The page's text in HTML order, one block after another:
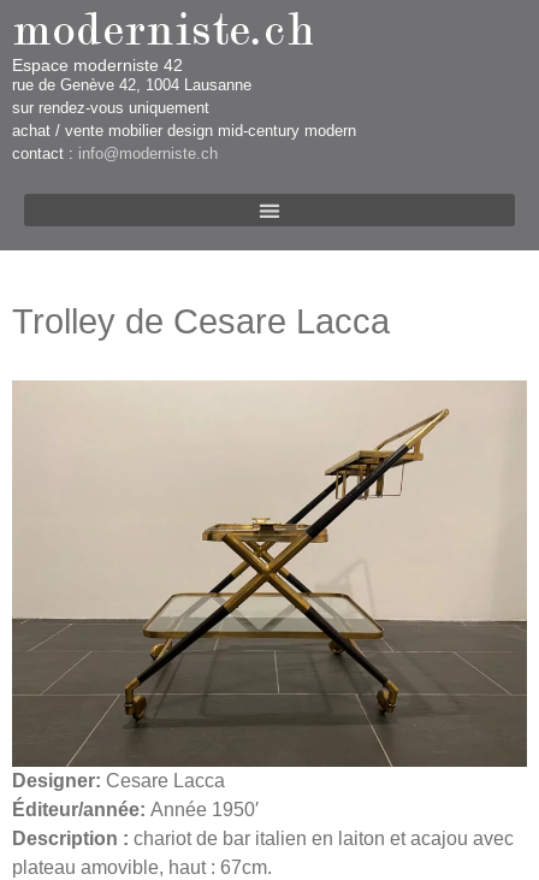
Espace moderniste 42
rue d​​​​e Genève 42, 1004 Lausanne​​
sur rendez-vous uniquement ​​​
​achat / vente mobilier design mid-century modern
contact : info@moderniste.ch
Trolley de Cesare Lacca
Designer: Cesare Lacca
Éditeur/année: Année 1950′
Description : chariot de bar italien en laiton et acajou avec
plateau amovible, haut : 67cm.